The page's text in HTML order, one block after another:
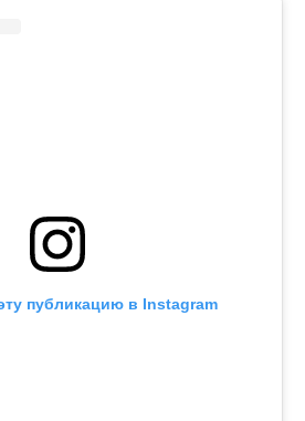
публикацию в Instagram